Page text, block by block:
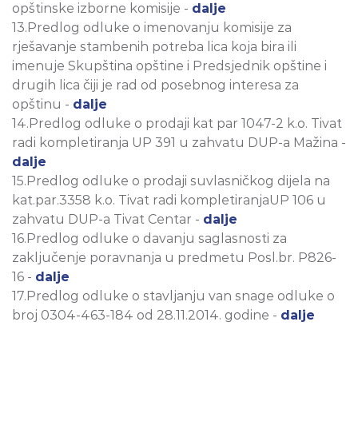
opštinske izborne komisije - dalje
13.Predlog odluke o imenovanju komisije za
rješavanje stambenih potreba lica koja bira ili
imenuje Skupština opštine i Predsjednik opštine i
drugih lica čiji je rad od posebnog interesa za
opštinu - dalje
14.Predlog odluke o prodaji kat par 1047-2 k.o. Tivat
radi kompletiranja UP 391 u zahvatu DUP-a Mažina -
dalje
15.Predlog odluke o prodaji suvlasničkog dijela na
kat.par.3358 k.o. Tivat radi kompletiranjaUP 106 u
zahvatu DUP-a Tivat Centar - dalje
16.Predlog odluke o davanju saglasnosti za
zaključenje poravnanja u predmetu Posl.br. P826-
16 - dalje
17.Predlog odluke o stavljanju van snage odluke o
broj 0304-463-184 od 28.11.2014. godine - dalje